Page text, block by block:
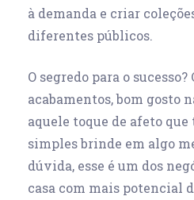
à demanda e criar
diferentes públicos.
O segredo para o
acabamentos, bom gosto
aquele toque de afeto
simples brinde em algo
dúvida, esse é um dos
casa com mais potencial